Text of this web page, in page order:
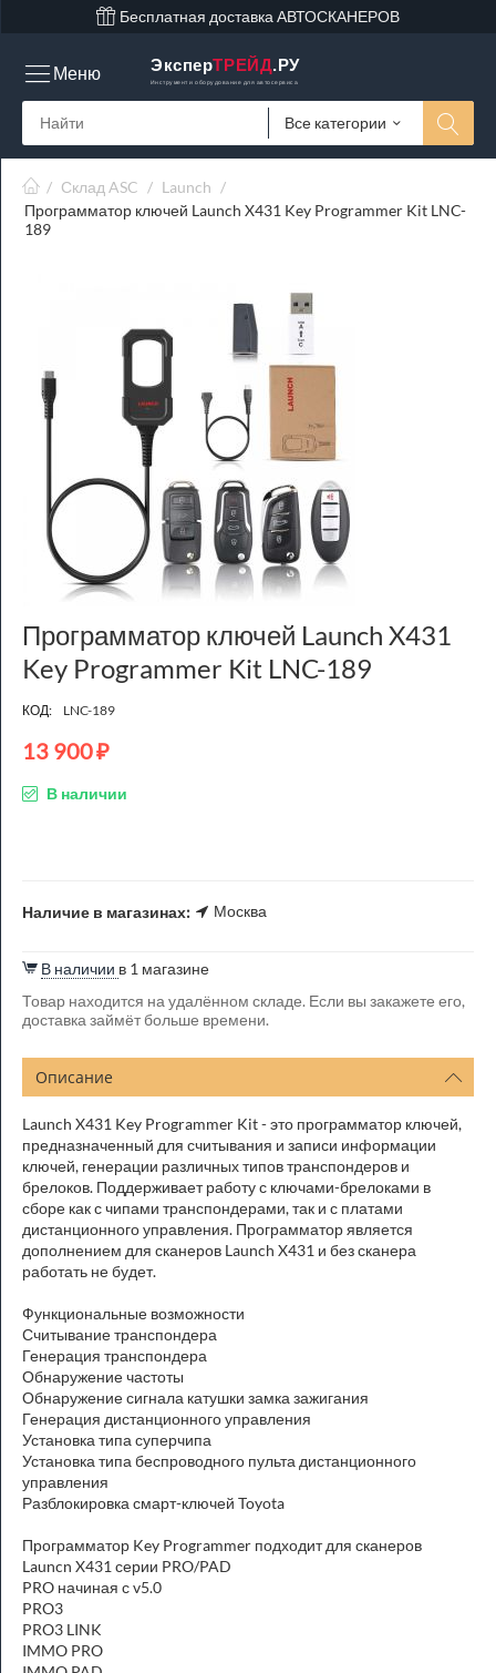
Бесплатная доставка АВТОСКАНЕРОВ
ЭксперТРЕЙД.РУ
Инструмент и оборудование для автосервиса
Все категории
Меню
/ Склад ASC / Launch /
Программатор ключей Launch X431 Key Programmer Kit LNC-
189
Программатор ключей Launch X431
Key Programmer Kit LNC-189
КОД: LNC-189
13 900₽
В наличии
Наличие в магазинах: Москва
В наличии в 1 магазине
Товар находится на удалённом складе. Если вы закажете его,
доставка займёт больше времени.
Описание
Launch X431 Key Programmer Kit - это программатор ключей,
предназначенный для считывания и записи информации
ключей, генерации различных типов транспондеров и
брелоков. Поддерживает работу с ключами-брелоками в
сборе как с чипами транспондерами, так и с платами
дистанционного управления. Программатор является
дополнением для сканеров Launch X431 и без сканера
работать не будет.
Функциональные возможности
Считывание транспондера
Генерация транспондера
Обнаружение частоты
Обнаружение сигнала катушки замка зажигания
Генерация дистанционного управления
Установка типа суперчипа
Установка типа беспроводного пульта дистанционного
управления
Разблокировка смарт-ключей Toyota
Программатор Key Programmer подходит для сканеров
Launcn X431 серии PRO/PAD
PRO начиная с v5.0
PRO3
PRO3 LINK
IMMO PRO